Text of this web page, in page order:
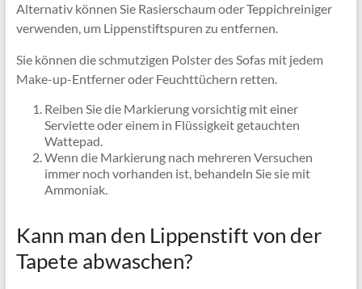
Alternativ können Sie Rasierschaum oder Teppichreiniger
verwenden, um Lippenstiftspuren zu entfernen.
Sie können die schmutzigen Polster des Sofas mit jedem
Make-up-Entferner oder Feuchttüchern retten.
Reiben Sie die Markierung vorsichtig mit einer
Serviette oder einem in Flüssigkeit getauchten
Wattepad.
Wenn die Markierung nach mehreren Versuchen
immer noch vorhanden ist, behandeln Sie sie mit
Ammoniak.
Kann man den Lippenstift von der
Tapete abwaschen?